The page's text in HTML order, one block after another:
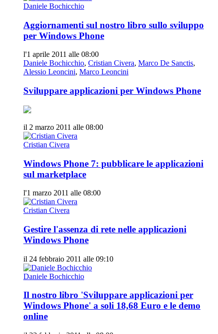
Daniele Bochicchio
Aggiornamenti sul nostro libro sullo sviluppo
per Windows Phone
l'1 aprile 2011 alle 08:00
Daniele Bochicchio, Cristian Civera, Marco De Sanctis,
Alessio Leoncini, Marco Leoncini
Sviluppare applicazioni per Windows Phone
il 2 marzo 2011 alle 08:00
Cristian Civera
Windows Phone 7: pubblicare le applicazioni
sul marketplace
l'1 marzo 2011 alle 08:00
Cristian Civera
Gestire l'assenza di rete nelle applicazioni
Windows Phone
il 24 febbraio 2011 alle 09:10
Daniele Bochicchio
Il nostro libro 'Sviluppare applicazioni per
Windows Phone' a soli 18,68 Euro e le demo
online